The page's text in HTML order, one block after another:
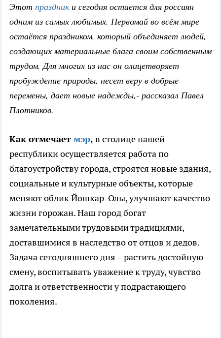
Этот праздники сегодня остается для россиян
одним из самых любимых. Первомай во всём мире
остаётся праздником, который объединяет людей,
создающих материальные блага своим собственным
трудом. Для многих из нас он олицетворяет
пробуждение природы, несет веру в добрые
перемены, дает новые надежды,- рассказал Павел
Плотников.
Как отмечает мэр, в столице нашей
республики осуществляется работа по
благоустройству города, строятся новые здания,
социальные и культурные объекты, которые
меняют облик Йошкар-Олы, улучшают качество
жизни горожан. Наш город богат
замечательными трудовыми традициями,
доставшимися в наследство от отцов и дедов.
Задача сегодняшнего дня – растить достойную
смену, воспитывать уважение к труду, чувство
долга и ответственности у подрастающего
поколения.